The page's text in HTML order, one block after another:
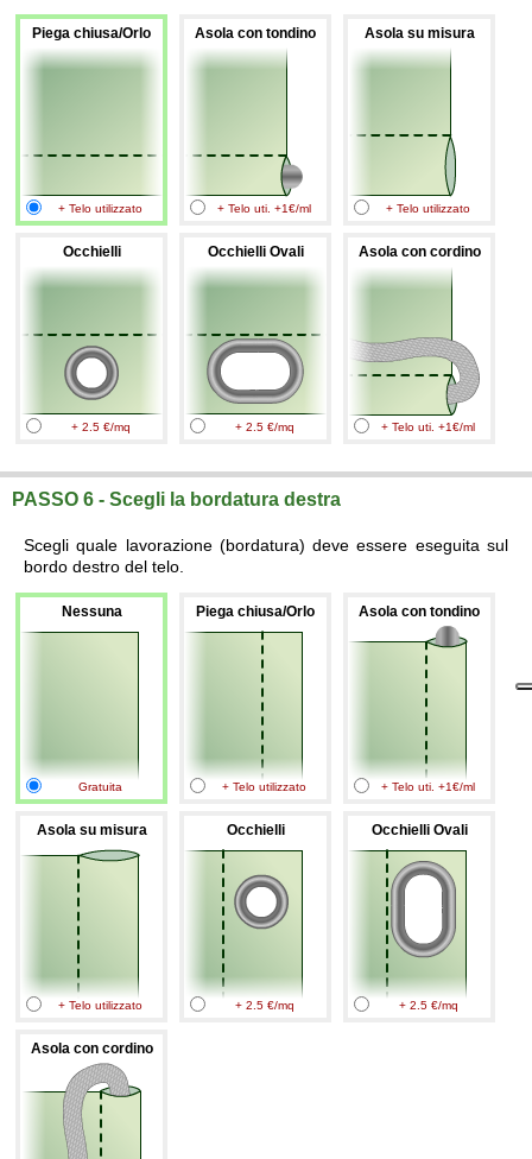
Piega chiusa/Orlo
+ Telo utilizzato
Asola con tondino
+ Telo uti. +1€/ml
Asola su misura
+ Telo utilizzato
Occhielli
+ 2.5 €/mq
Occhielli Ovali
+ 2.5 €/mq
Asola con cordino
+ Telo uti. +1€/ml
PASSO 6 - Scegli la bordatura destra
Scegli quale lavorazione (bordatura) deve essere eseguita sul
bordo destro del telo.
Nessuna
Gratuita
Piega chiusa/Orlo
+ Telo utilizzato
Asola con tondino
+ Telo uti. +1€/ml
Asola su misura
+ Telo utilizzato
Occhielli
+ 2.5 €/mq
Occhielli Ovali
+ 2.5 €/mq
Asola con cordino